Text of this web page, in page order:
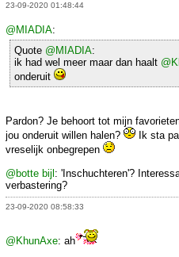
23-09-2020 01:48:44
@MIADIA:
Quote @MIADIA:
ik had wel meer maar dan haalt
onderuit
Pardon? Je behoort tot mijn
jou onderuit willen halen?
Ik sta
vreselijk onbegrepen
@botte bijl : 'Inschuchteren'?
verbastering?
23-09-2020 08:58:33
@KhunAxe: ah